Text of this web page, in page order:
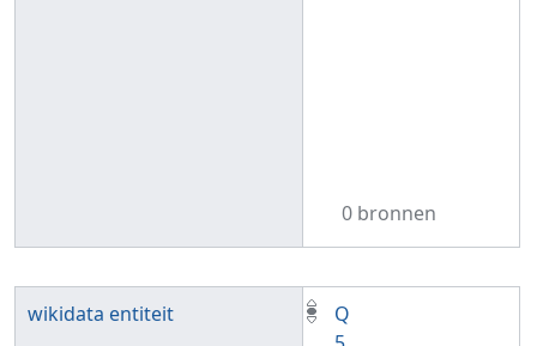
0 bronnen
wikidata entiteit
Q